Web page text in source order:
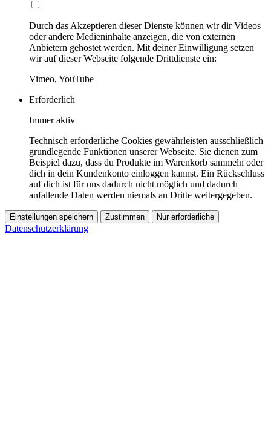
Durch das Akzeptieren dieser Dienste können wir dir Videos
oder andere Medieninhalte anzeigen, die von externen
Anbietern gehostet werden. Mit deiner Einwilligung setzen
wir auf dieser Webseite folgende Drittdienste ein:
Vimeo, YouTube
Erforderlich
Immer aktiv
Technisch erforderliche Cookies gewährleisten ausschließlich
grundlegende Funktionen unserer Webseite. Sie dienen zum
Beispiel dazu, dass du Produkte im Warenkorb sammeln oder
dich in dein Kundenkonto einloggen kannst. Ein Rückschluss
auf dich ist für uns dadurch nicht möglich und dadurch
anfallende Daten werden niemals an Dritte weitergegeben.
Einstellungen speichern Zustimmen Nur erforderliche
Datenschutzerklärung